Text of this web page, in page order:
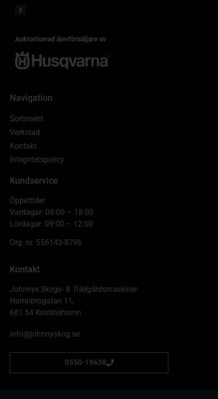
Auktoriserad återförsäljare av
Navigation
Sortiment
Verkstad
Kontakt
Integritetspolicy
Kundservice
Öppettider
Vardagar: 08:00 – 18:00
Lördagar: 09:00 – 12:00
Org. nr. 556143-8796
Kontakt
Johnnys Skogs- & Trädgårdsmaskiner
Hamnbrogatan 11,
681 54 Kristinehamn
info@johnnyskog.se
0550-19638